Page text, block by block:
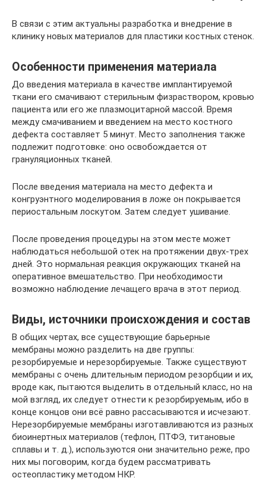
В связи с этим актуальны разработка и внедрение в
клинику новых материалов для пластики костных стенок.
Особенности применения материала
До введения материала в качестве имплантируемой
ткани его смачивают стерильным физраствором, кровью
пациента или его же плазмоцитарной массой. Время
между смачиванием и введением на место костного
дефекта составляет 5 минут. Место заполнения также
подлежит подготовке: оно освобождается от
грануляционных тканей.
После введения материала на место дефекта и
конгруэнтного моделирования в ложе он покрывается
периостальным лоскутом. Затем следует ушивание.
После проведения процедуры на этом месте может
наблюдаться небольшой отек на протяжении двух-трех
дней. Это нормальная реакция окружающих тканей на
оперативное вмешательство. При необходимости
возможно наблюдение лечащего врача в этот период.
Виды, источники происхождения и состав
В общих чертах, все существующие барьерные
мембраны можно разделить на две группы:
резорбируемые и нерезорбируемые. Также существуют
мембраны с очень длительным периодом резорбции и их,
вроде как, пытаются выделить в отдельный класс, но на
мой взгляд, их следует отнести к резорбируемым, ибо в
конце концов они всё равно рассасываются и исчезают.
Нерезорбируемые мембраны изготавливаются из разных
биоинертных материалов (тефлон, ПТФЭ, титановые
сплавы и т. д.), используются они значительно реже, про
них мы поговорим, когда будем рассматривать
остеопластику методом НКР.